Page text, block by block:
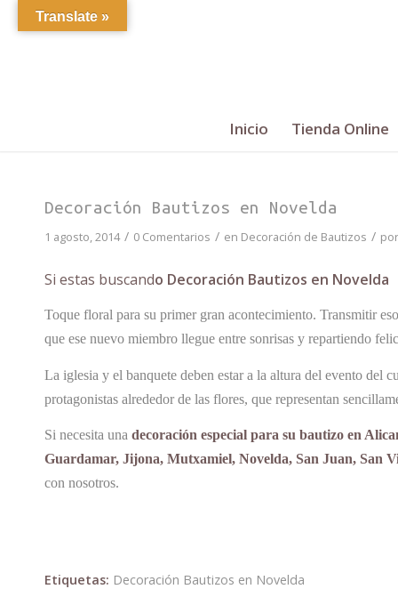
Inicio Tienda Online
Decoración Bautizos en Novelda
1 agosto, 2014 / 0 Comentarios / en Decoración de Bautizos / por
Si estas buscando Decoración Bautizos en Novelda
Toque floral para su primer gran acontecimiento. Transmitir
que ese nuevo miembro llegue entre sonrisas y repartiendo
La iglesia y el banquete deben estar a la altura del evento del
protagonistas alrededor de las flores, que representan
Si necesita una decoración especial para su bautizo en
Guardamar, Jijona, Mutxamiel, Novelda, San Juan, San
con nosotros.
Etiquetas: Decoración Bautizos en Novelda
Translate »